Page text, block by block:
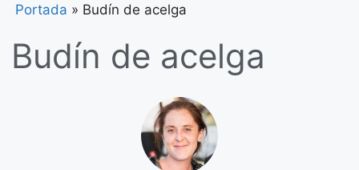
Portada » Budín de acelga
Budín de acelga